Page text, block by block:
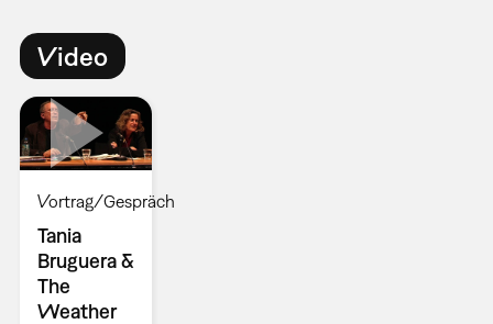
Video
Vortrag/Gespräch
Tania
Bruguera &
The
Weather